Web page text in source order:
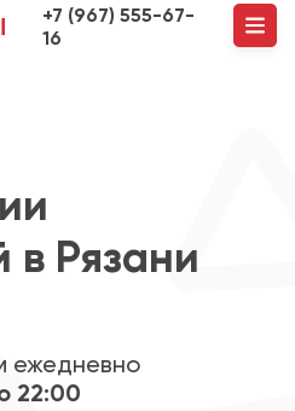
+7 (967) 555-67-
16
Рязани
ежедневно
22:00